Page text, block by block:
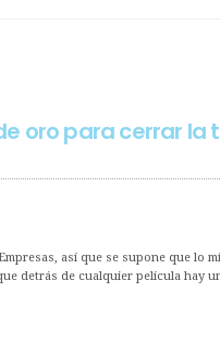
oro para cerrar la
así que se supone que lo
detrás de cualquier película hay